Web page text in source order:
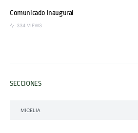
Comunicado inaugural
334 VIEWS
SECCIONES